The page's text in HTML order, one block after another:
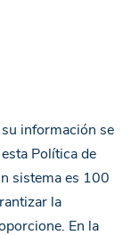
su información se
Política de
sistema es 100
la
En la